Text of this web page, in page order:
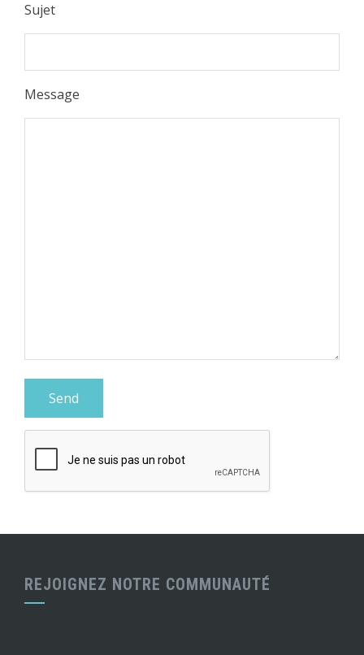
Sujet
Message
REJOIGNEZ NOTRE COMMUNAUTÉ